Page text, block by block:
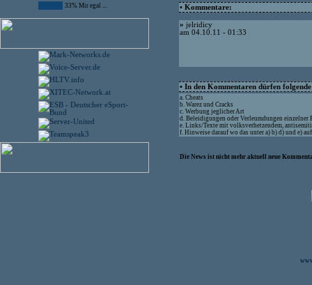
33% Mir egal ... • Kommentare:
» jelridicy
am 04.10.11 - 01:33
• In den Kommentaren dürfen
a. Cheats
b. Warez und Cracks
c. Werbung jeglicher Art
d. Beleidigungen oder Verleumdungen einzelner
e. Links/Texte mit volksverhetzendem,
f. Hinweise darauf wo das unter a) b) d) und e)
Die News ist nicht mehr aktuell neue